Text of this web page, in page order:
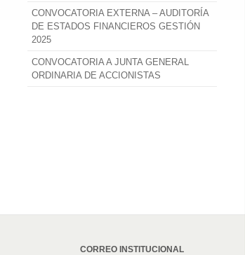
CONVOCATORIA EXTERNA – AUDITORÍA
DE ESTADOS FINANCIEROS GESTIÓN
2025
CONVOCATORIA A JUNTA GENERAL
ORDINARIA DE ACCIONISTAS
CORREO INSTITUCIONAL